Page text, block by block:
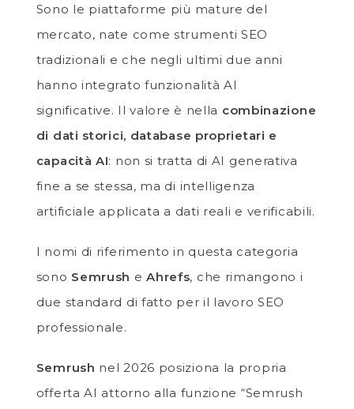
Sono le piattaforme più mature del
mercato, nate come strumenti SEO
tradizionali e che negli ultimi due anni
hanno integrato funzionalità AI
significative. Il valore è nella combinazione
di dati storici, database proprietari e
capacità AI: non si tratta di AI generativa
fine a se stessa, ma di intelligenza
artificiale applicata a dati reali e verificabili.
I nomi di riferimento in questa categoria
sono Semrush eAhrefs, che rimangono i
due standard di fatto per il lavoro SEO
professionale.
Semrush nel 2026 posiziona la propria
offerta AI attorno alla funzione “Semrush